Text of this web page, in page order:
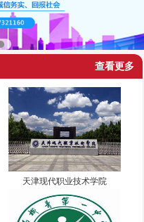
查看更多
天津现代职业技术学院